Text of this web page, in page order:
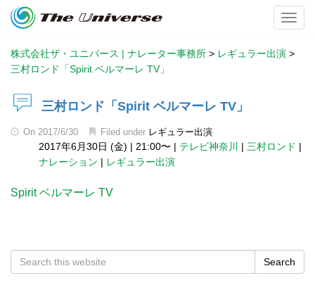
株式会社ザ・ユニバース | ナレーター事務所 > レギュラー出演 >
三村ロンド「Spirit ベルマーレ TV」
三村ロンド「Spirit ベルマーレ TV」
On 2017/6/30 Filed under レギュラー出演
2017年6月30日 (金) | 21:00〜 | テレビ神奈川 | 三村ロンド |
ナレーション | レギュラー出演
Spirit ベルマーレ TV
Search